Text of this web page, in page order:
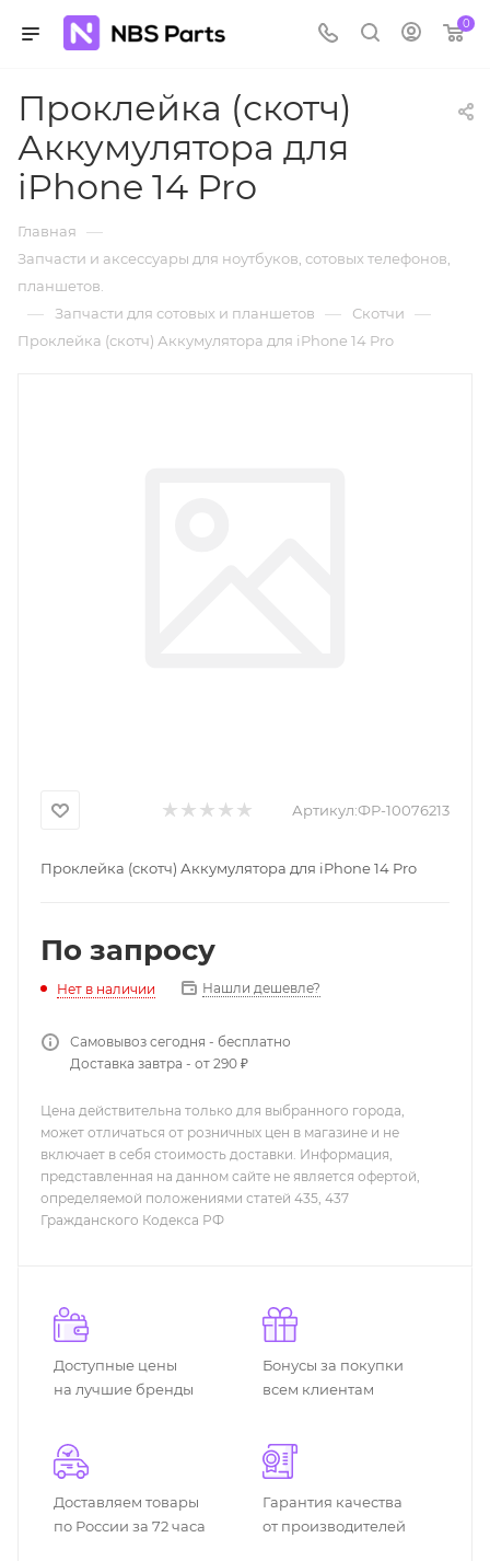
0
Проклейка (скотч)
Аккумулятора для
iPhone 14 Pro
Главная —
Запчасти и аксессуары для ноутбуков, сотовых телефонов,
планшетов.
— Запчасти для сотовых и планшетов — Скотчи —
Проклейка (скотч) Аккумулятора для iPhone 14 Pro
Артикул:ФР-10076213
Проклейка (скотч) Аккумулятора для iPhone 14 Pro
По запросу
Нет в наличии Нашли дешевле?
Самовывоз сегодня - бесплатно
Доставка завтра - от 290 ₽
Цена действительна только для выбранного города,
может отличаться от розничных цен в магазине и не
включает в себя стоимость доставки. Информация,
представленная на данном сайте не является офертой,
определяемой положениями статей 435, 437
Гражданского Кодекса РФ
Доступные цены
на лучшие бренды
Бонусы за покупки
всем клиентам
Доставляем товары
по России за 72 часа
Гарантия качества
от производителей